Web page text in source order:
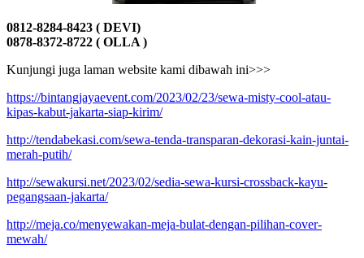
0812-8284-8423 ( DEVI)
0878-8372-8722 ( OLLA )
Kunjungi juga laman website kami dibawah ini>>>
https://bintangjayaevent.com/2023/02/23/sewa-misty-cool-atau-
kipas-kabut-jakarta-siap-kirim/
http://tendabekasi.com/sewa-tenda-transparan-dekorasi-kain-juntai-
merah-putih/
http://sewakursi.net/2023/02/sedia-sewa-kursi-crossback-kayu-
pegangsaan-jakarta/
http://meja.co/menyewakan-meja-bulat-dengan-pilihan-cover-
mewah/